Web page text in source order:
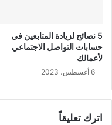
5 نصائح لزيادة المتابعين في
حسابات التواصل الاجتماعي
لأعمالك
6 أغسطس، 2023
اترك تعليقاً